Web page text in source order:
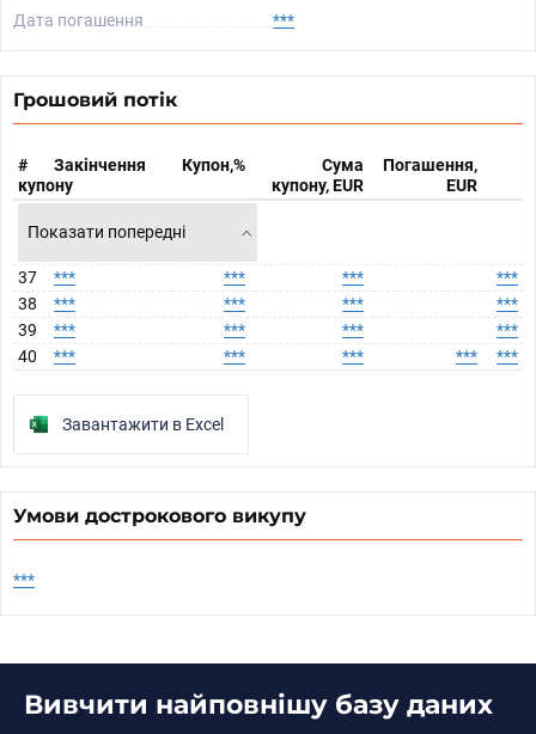
Дата погашення
***
Грошовий потік
#
Закінчення
купону
Купон,%
Сума
купону, EUR
Погашення,
EUR
Показати попередні
37 *** *** ***
***
38
*** *** ***
***
39
*** *** ***
***
40
*** *** *** *** ***
Завантажити в Excel
Умови дострокового викупу
***
Вивчити найповнішу базу даних